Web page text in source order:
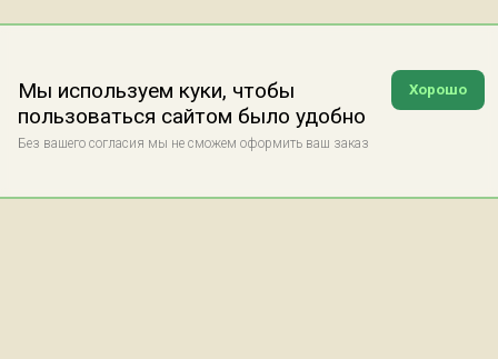
Хорошо
Мы используем куки, чтобы
пользоваться сайтом было удобно
Без вашего согласия мы не сможем оформить ваш заказ